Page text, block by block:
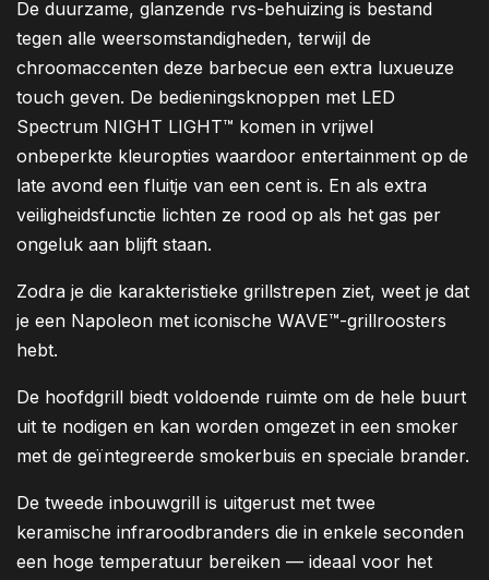
De duurzame, glanzende rvs-behuizing is bestand
tegen alle weersomstandigheden, terwijl de
chroomaccenten deze barbecue een extra luxueuze
touch geven. De bedieningsknoppen met LED
Spectrum NIGHT LIGHT™ komen in vrijwel
onbeperkte kleuropties waardoor entertainment op de
late avond een fluitje van een cent is. En als extra
veiligheidsfunctie lichten ze rood op als het gas per
ongeluk aan blijft staan.
Zodra je die karakteristieke grillstrepen ziet, weet je dat
je een Napoleon met iconische WAVE™-grillroosters
hebt.
De hoofdgrill biedt voldoende ruimte om de hele buurt
uit te nodigen en kan worden omgezet in een smoker
met de geïntegreerde smokerbuis en speciale brander.
De tweede inbouwgrill is uitgerust met twee
keramische infraroodbranders die in enkele seconden
een hoge temperatuur bereiken — ideaal voor het